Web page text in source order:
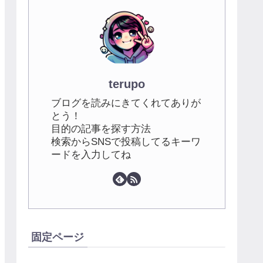
terupo
ブログを読みにきてくれてありが
とう！
目的の記事を探す方法
検索からSNSで投稿してるキーワ
ードを入力してね
固定ページ